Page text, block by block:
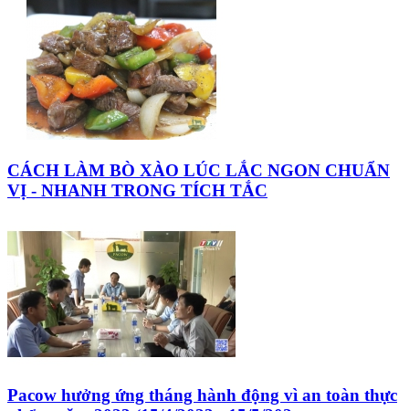
CÁCH LÀM BÒ XÀO LÚC LẮC NGON CHUẨN
VỊ - NHANH TRONG TÍCH TẮC
Pacow hưởng ứng tháng hành động vì an toàn thực